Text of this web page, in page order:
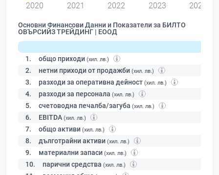
2020 2021 2022 2023 2024
Основни Финансови Данни и Показатели за БИЛТО
ОВЪРСИЙЗ ТРЕЙДИНГ | ЕООД
1. общо приходи (хил. лв.)
2. нетни приходи от продажби (хил. лв.)
3. разходи за оперативна дейност (хил. лв.)
4. разходи за персонала (хил. лв.)
5. счетоводна печалба/загуба (хил. лв.)
6. EBITDA (хил. лв.)
7. общо активи (хил. лв.)
8. дълготрайни активи (хил. лв.)
9. материални запаси (хил. лв.)
10. парични средства (хил. лв.)